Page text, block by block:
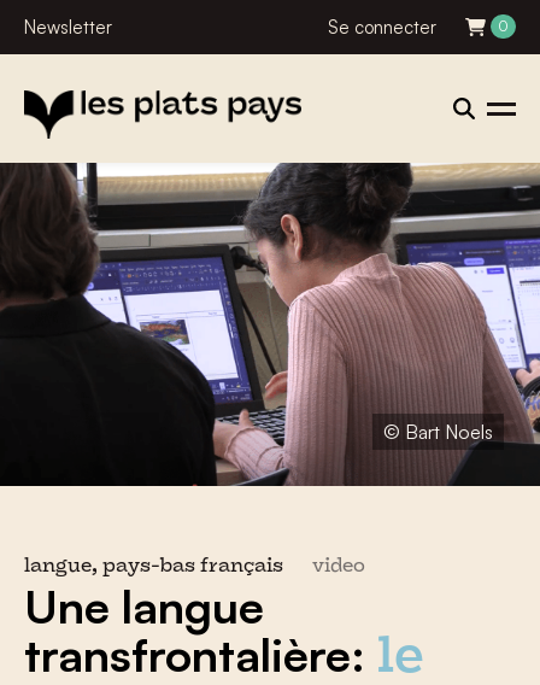
Newsletter Se connecter 0
© Bart Noels
langue, pays-bas français video
Une langue
transfrontalière: le